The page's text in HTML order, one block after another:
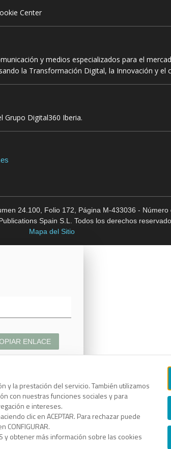
y la prestación del servicio. También utilizamos
con nuestras funciones sociales y para
e intereses.
clic en ACEPTAR. Para rechazar puede
CONFIGURAR.
y obtener más información sobre las cookies
Center
y medios especializados para el
la Transformación Digital, la Innovación y el
Grupo Digital360 Iberia.
24.100, Folio 172, Página M-433036 -
Spain S.L. Todos los derechos
Mapa del Sitio
ENLACE